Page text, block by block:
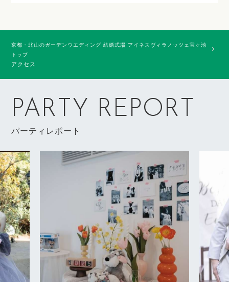
京都・北山のガーデンウエディング 結婚式場 アイネスヴィラノッツェ宝ヶ池
トップ
アクセス
PARTY REPORT
パーティレポート